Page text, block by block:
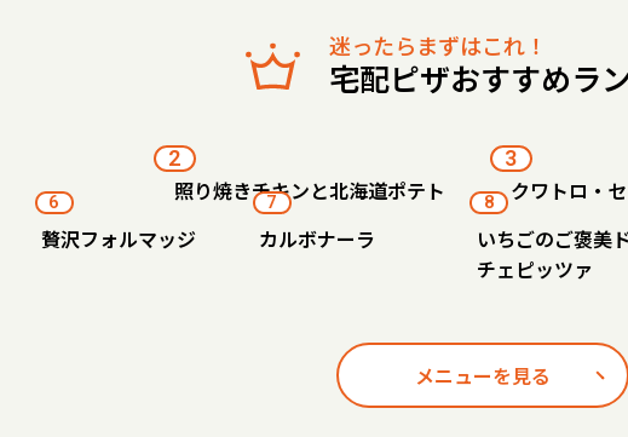
迷ったらまずはこれ！
宅配ピザおすすめラ
2
照り焼きチキンと北海道ポテト
3
クワトロ・
6
贅沢フォルマッジ
7
カルボナーラ
8
いちごのご褒美
チェピッツァ
メニューを見る